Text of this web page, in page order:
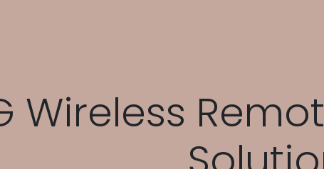
Wireless